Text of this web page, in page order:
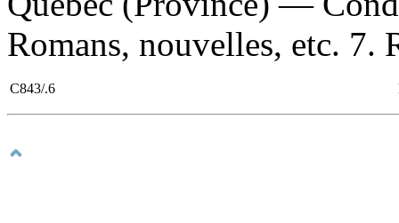
Romans, nouvelles, etc. 7.
C843/.6